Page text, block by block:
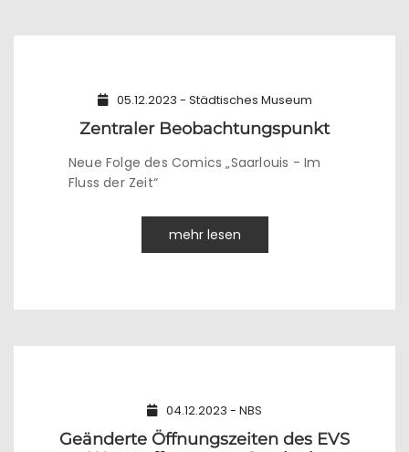
05.12.2023 - Städtisches Museum
Zentraler Beobachtungspunkt
Neue Folge des Comics „Saarlouis - Im
Fluss der Zeit“
mehr lesen
04.12.2023 - NBS
Geänderte Öffnungszeiten des EVS